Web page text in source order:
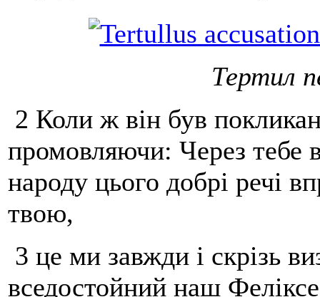
Тертил
2 Коли ж він був
промовляючи: Через тебе
народу цього добрі речі
твою,
3 це ми завжди і скрізь
вседостойний наш